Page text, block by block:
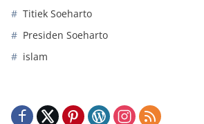
Titiek Soeharto
Presiden Soeharto
islam